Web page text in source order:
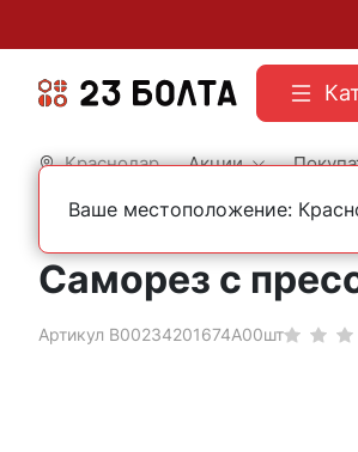
Краснодар Акции
Главная Строительный крепеж Саморезы С
Саморез с
Артикул B00234201674A00шт
Ваше местоположение: